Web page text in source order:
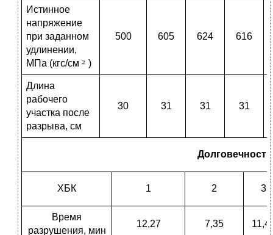
Истинное
напряжение
при заданном
удлинении,
МПа (кгс/см
)
500 605 624 616
Длина
рабочего
участка после
разрыва, см
30 31 31 31
ХБК 1 2 3
Время
разрушения, мин
12,27 7,35